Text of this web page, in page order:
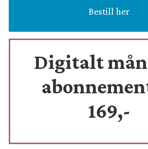
Bestill her
Digitalt
169,-